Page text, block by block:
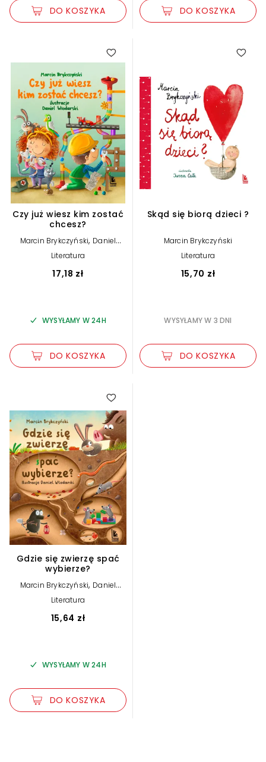
DO KOSZYKA DO KOSZYKA
Czy już wiesz kim zostać
chcesz?
Marcin Brykczyński, Daniel
Włodarski (ilustr.)
Literatura
17,18 zł
WYSYŁAMY W 24H
DO KOSZYKA
Skąd się biorą dzieci ?
Marcin Brykczyński
Literatura
15,70 zł
WYSYŁAMY W 3 DNI
DO KOSZYKA
Gdzie się zwierzę spać
wybierze?
Marcin Brykczyński, Daniel
Włodarski (ilustr.)
Literatura
15,64 zł
WYSYŁAMY W 24H
DO KOSZYKA